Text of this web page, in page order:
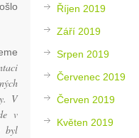
V
v
byl
Říjen 2019
Září 2019
Srpen 2019
Červenec 2019
Červen 2019
Květen 2019